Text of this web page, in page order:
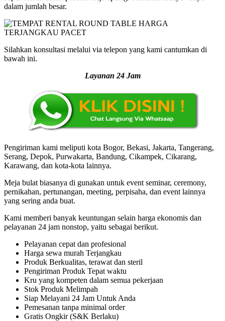
dalam jumlah besar.
Silahkan konsultasi melalui via telepon yang kami cantumkan di
bawah ini.
Layanan 24 Jam
Pengiriman kami meliputi kota Bogor, Bekasi, Jakarta, Tangerang,
Serang, Depok, Purwakarta, Bandung, Cikampek, Cikarang,
Karawang, dan kota-kota lainnya.
Meja bulat biasanya di gunakan untuk event seminar, ceremony,
pernikahan, pertunangan, meeting, perpisaha, dan event lainnya
yang sering anda buat.
Kami memberi banyak keuntungan selain harga ekonomis dan
pelayanan 24 jam nonstop, yaitu sebagai berikut.
Pelayanan cepat dan profesional
Harga sewa murah Terjangkau
Produk Berkualitas, terawat dan steril
Pengiriman Produk Tepat waktu
Kru yang kompeten dalam semua pekerjaan
Stok Produk Melimpah
Siap Melayani 24 Jam Untuk Anda
Pemesanan tanpa minimal order
Gratis Ongkir (S&K Berlaku)